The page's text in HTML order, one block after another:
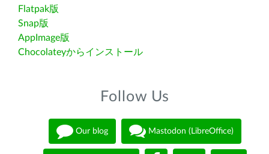
Flatpak版
Snap版
AppImage版
Chocolateyからインストール
Follow Us
Our blog Mastodon (LibreOffice)